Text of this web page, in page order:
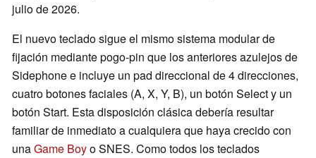
julio de 2026.
El nuevo teclado sigue el mismo sistema modular de
fijación mediante pogo-pin que los anteriores azulejos de
Sidephone e incluye un pad direccional de 4 direcciones,
cuatro botones faciales (A, X, Y, B), un botón Select y un
botón Start. Esta disposición clásica debería resultar
familiar de inmediato a cualquiera que haya crecido con
unaGame Boyo SNES. Como todos los teclados